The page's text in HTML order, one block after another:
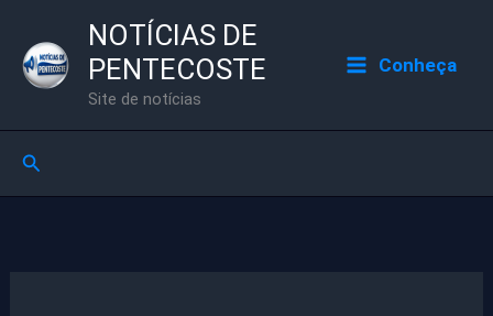
para
NOTÍCIAS DE
PENTECOSTE
Site de notícias
Conheça
Pesquisar